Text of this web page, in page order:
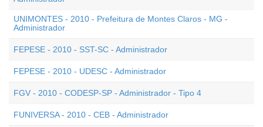
UNIMONTES - 2010 - Prefeitura de Montes Claros - MG -
Administrador
FEPESE - 2010 - SST-SC - Administrador
FEPESE - 2010 - UDESC - Administrador
FGV - 2010 - CODESP-SP - Administrador - Tipo 4
FUNIVERSA - 2010 - CEB - Administrador